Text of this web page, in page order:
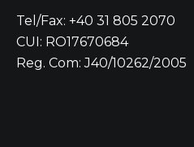
Tel/Fax: +40 31 805 2070
CUI: RO17670684
Reg. Com: J40/10262/2005